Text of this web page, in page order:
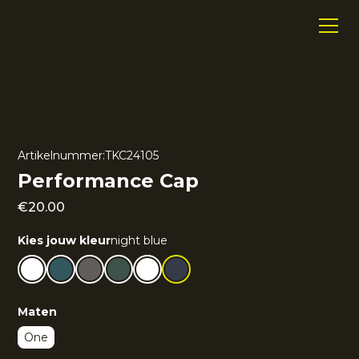
Artikelnummer:TKC24105
Performance Cap
€20.00
Kies jouw kleurnight blue
Maten
One